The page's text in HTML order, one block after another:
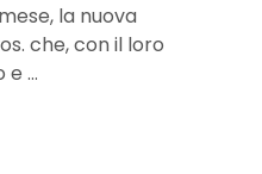
la nuova
che, con il loro
e …